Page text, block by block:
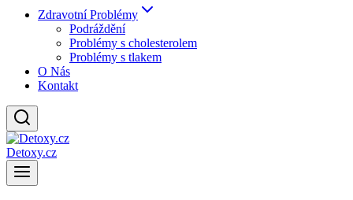
Zdravotní Problémy
Podráždění
Problémy s cholesterolem
Problémy s tlakem
O Nás
Kontakt
Detoxy.cz